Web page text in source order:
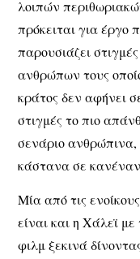
λοιπών
πρόκειται για έργο
παρουσιάζει
ανθρώπων τους
κράτος δεν αφήνει
στιγμές το πιο
σενάριο ανθρώπινα,
κάστανα σε
Μία από τις
είναι και η Χάλεϊ
φιλμ ξεκινά